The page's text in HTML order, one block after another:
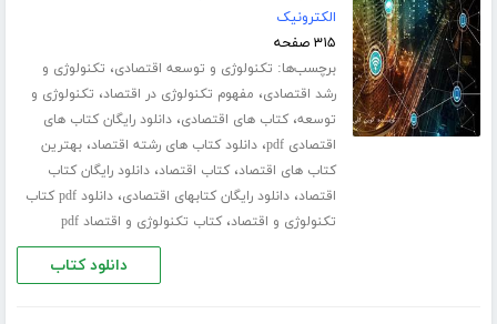
الکترونیک
۳۱۵ صفحه
برچسب‌ها: تکنولوژی و توسعه اقتصادی، تکنولوژی و
رشد اقتصادی، مفهوم تکنولوژی در اقتصاد، تکنولوژی و
توسعه،کتاب های اقتصادی،دانلود رایگان کتاب های
اقتصادی pdf
،دانلود کتاب های رشته اقتصاد،بهترین
کتاب های اقتصاد،کتاب اقتصاد،دانلود رایگان کتاب
اقتصاد،دانلود رایگان کتابهای اقتصادی،
دانلود pdf کتاب
تکنولوژی و اقتصاد،کتاب تکنولوژی و اقتصاد pdf
دانلود کتاب